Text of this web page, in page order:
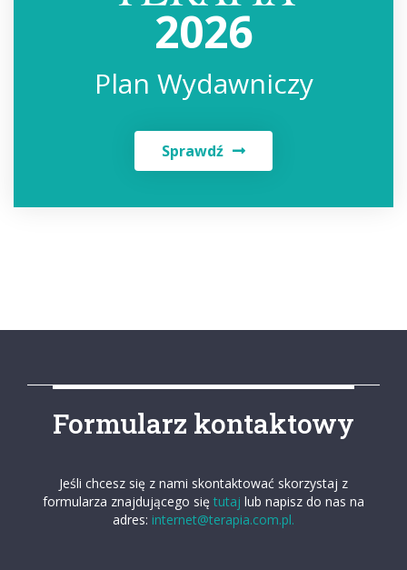
2026
Plan Wydawniczy
Sprawdź
Formularz kontaktowy
Jeśli chcesz się z nami skontaktować skorzystaj z
formularza znajdującego się tutaj lub napisz do nas na
adres: internet@terapia.com.pl.